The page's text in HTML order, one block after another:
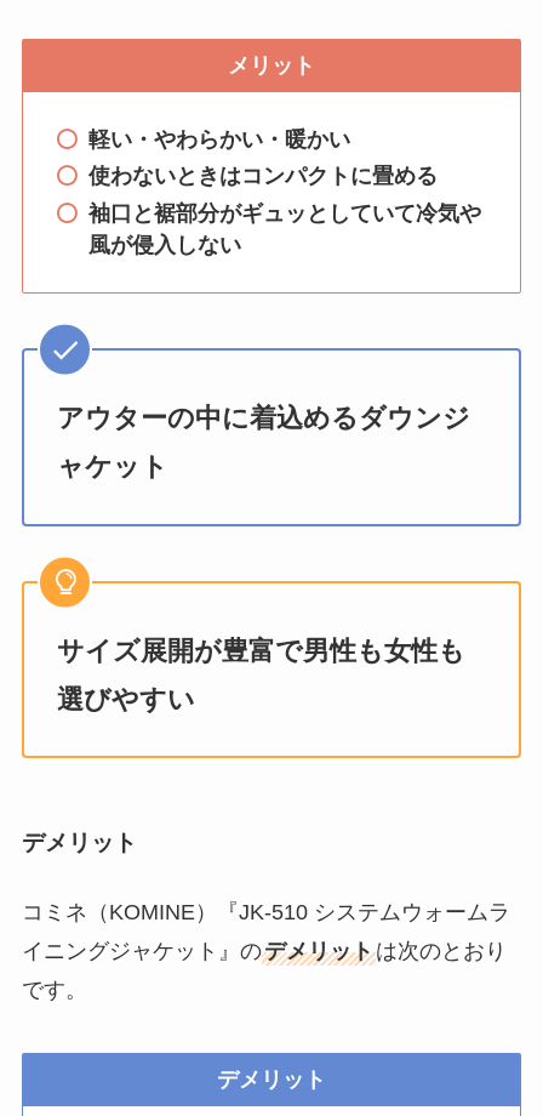
メリット
軽い・やわらかい・暖かい
使わないときはコンパクトに畳める
袖口と裾部分がギュッとしていて冷気や
風が侵入しない
アウターの中に着込めるダウンジ
ャケット
サイズ展開が豊富で男性も女性も
選びやすい
デメリット
コミネ（KOMINE）『JK-510 システムウォームラ
イニングジャケット』のデメリットは次のとおり
です。
デメリット